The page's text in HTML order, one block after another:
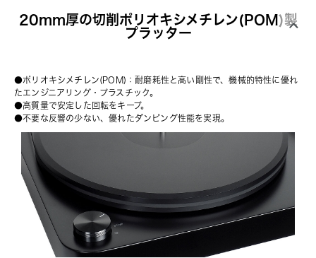
20mm厚の切削ポリオキシメチレン(POM)製
プラッター
●ポリオキシメチレン(POM)：耐磨耗性と高い剛性で、機械的特性に優れ
たエンジニアリング・プラスチック。
●高質量で安定した回転をキープ。
●不要な反響の少ない、優れたダンピング性能を実現。